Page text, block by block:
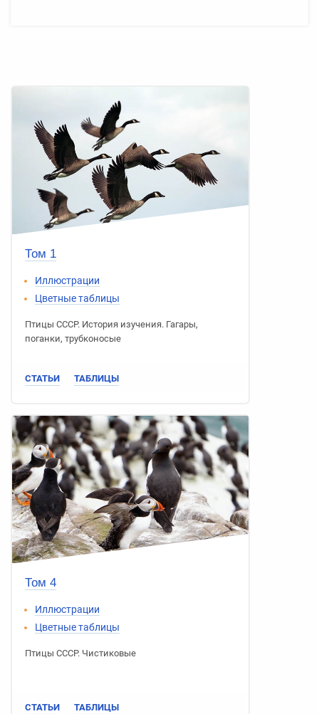
Том 1
Иллюстрации
Цветные таблицы
Птицы СССР. История изучения. Гагары,
поганки, трубконосые
СТАТЬИ ТАБЛИЦЫ
Том 4
Иллюстрации
Цветные таблицы
Птицы СССР. Чистиковые
СТАТЬИ ТАБЛИЦЫ